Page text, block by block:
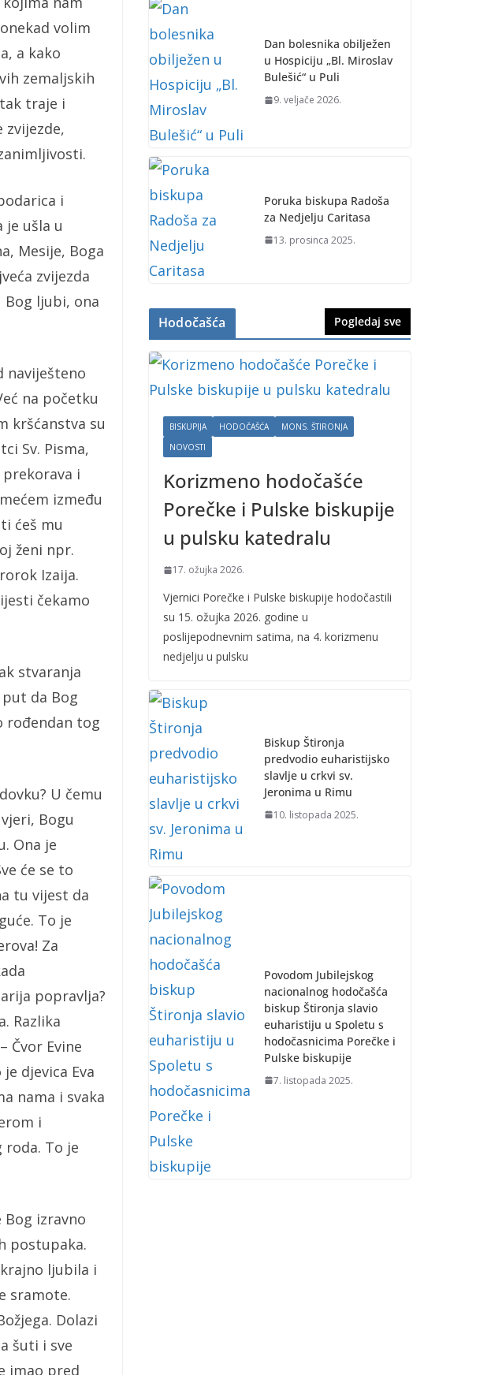
volim
a kako
zemaljskih
traje i
zvijezde,
i
je ušla u
Mesije, Boga
zvijezda
Bog ljubi, ona
naviješteno
na početku
kršćanstva su
Sv. Pisma,
i
između
ćeš mu
ženi npr.
Izaija.
čekamo
stvaranja
da Bog
rođendan tog
U čemu
Bogu
Ona je
će se to
tu vijest da
To je
Za
popravlja?
Razlika
Čvor Evine
djevica Eva
nama i svaka
i
roda. To je
Bog izravno
postupaka.
ljubila i
sramote.
Dolazi
šuti i sve
imao pred
Dan bolesnika obilježen
u Hospiciju „Bl. Miroslav
Bulešić“ u Puli
9. veljače 2026.
Poruka biskupa Radoša
za Nedjelju Caritasa
13. prosinca 2025.
Hodočašća Pogledaj sve
BISKUPIJA HODOČAŠĆA
MONS. ŠTIRONJA
NOVOSTI
Korizmeno hodočašće
Porečke i Pulske biskupije
u pulsku katedralu
17. ožujka 2026.
Vjernici Porečke i Pulske biskupije hodočastili
su 15. ožujka 2026. godine u
poslijepodnevnim satima, na 4. korizmenu
nedjelju u pulsku
Biskup Štironja
predvodio euharistijsko
slavlje u crkvi sv.
Jeronima u Rimu
10. listopada 2025.
Povodom Jubilejskog
nacionalnog hodočašća
biskup Štironja slavio
euharistiju u Spoletu s
hodočasnicima Porečke i
Pulske biskupije
7. listopada 2025.